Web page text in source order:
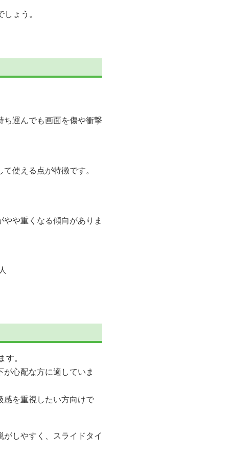
ょう。
運んでも画面を傷や衝撃
て使える点が特徴です。
や重くなる傾向がありま
。
心配な方に適していま
感を重視したい方向けで
しやすく、スライドタイ